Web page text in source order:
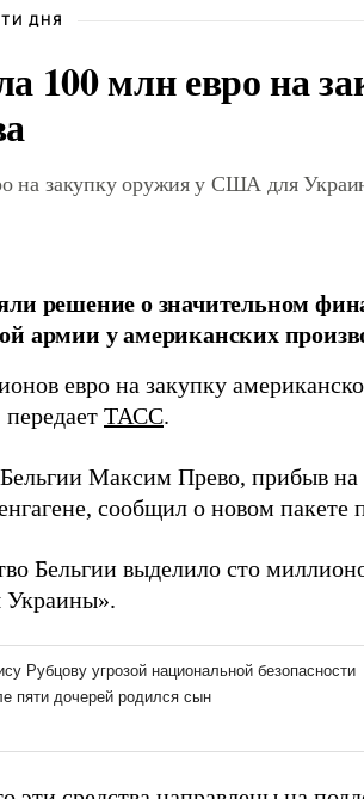
ДНЯ
100 млн евро на
на закупку оружия у США для
решение о значительном
армии у американских
евро на закупку
ТАСС.
Максим Прево, прибыв
сообщил о новом пакете
Бельгии выделило сто